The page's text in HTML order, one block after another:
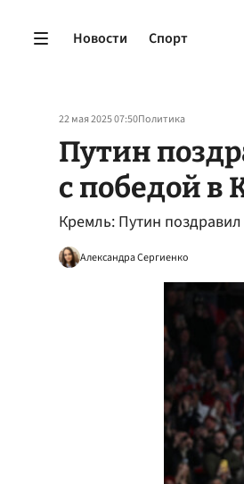
Новости Спорт
22 мая 2025 07:50Политика
Путин
с победой в
Кремль: Путин
Александра Сергиенко